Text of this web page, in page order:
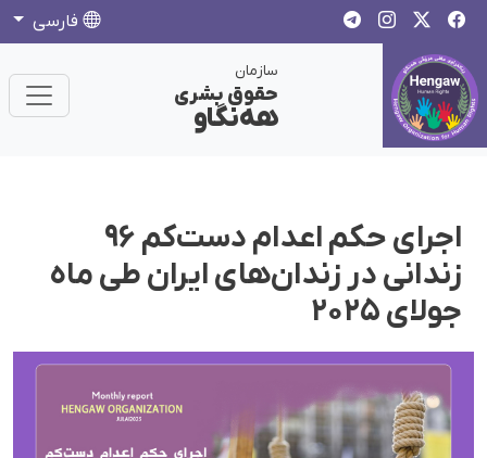
فارسی
سازمان
حقوق بشری
هەنگاو
اجرای حکم اعدام دست‌کم ۹۶
زندانی در زندان‌های ایران طی ماه
جولای ۲۰۲۵